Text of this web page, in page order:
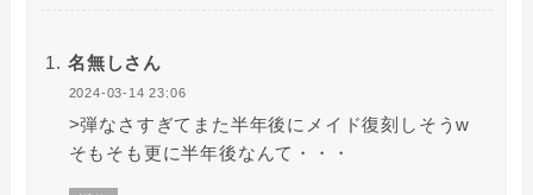
名無しさん
2024-03-14 23:06
>弾なさすぎてまた半年後にメイド復刻しそうw
そもそも更に半年後なんて・・・